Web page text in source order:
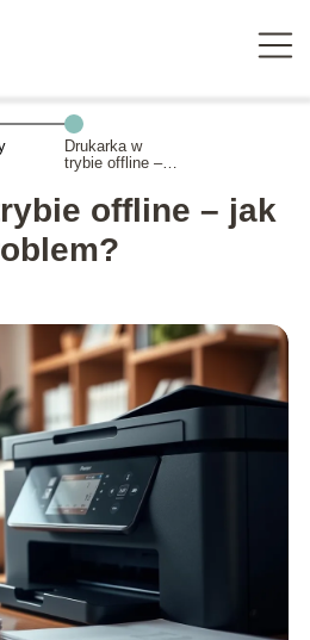
Drukarka w
trybie offline –
problem?
offline – jak